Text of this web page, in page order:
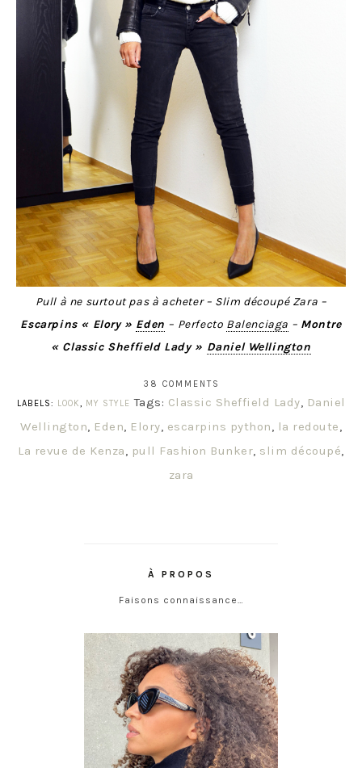
Pull à ne surtout pas à acheter – Slim découpé Zara –
Escarpins « Elory » Eden – Perfecto Balenciaga – Montre
« Classic Sheffield Lady » Daniel Wellington
38 COMMENTS
LABELS: LOOK, MY STYLE Tags: Classic Sheffield Lady, Daniel
Wellington, Eden, Elory, escarpins python, la redoute,
La revue de Kenza, pull Fashion Bunker, slim découpé,
zara
À PROPOS
Faisons connaissance…